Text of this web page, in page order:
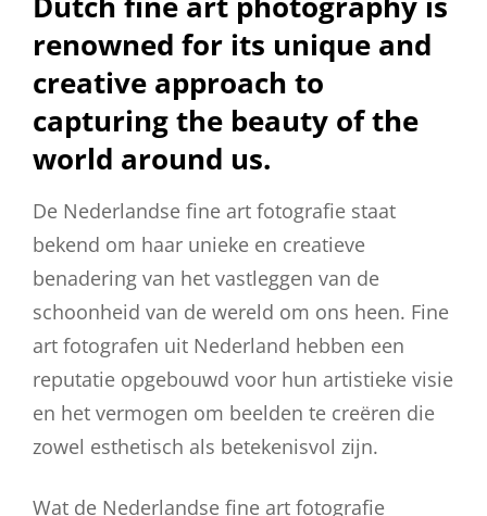
renowned for its unique and
creative approach to
capturing the beauty of the
world around us.
De Nederlandse fine art fotografie staat
bekend om haar unieke en creatieve
benadering van het vastleggen van de
schoonheid van de wereld om ons heen. Fine
art fotografen uit Nederland hebben een
reputatie opgebouwd voor hun artistieke visie
en het vermogen om beelden te creëren die
zowel esthetisch als betekenisvol zijn.
Wat de Nederlandse fine art fotografie